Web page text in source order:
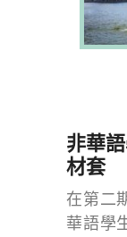
非華
材套
在第二
華語學